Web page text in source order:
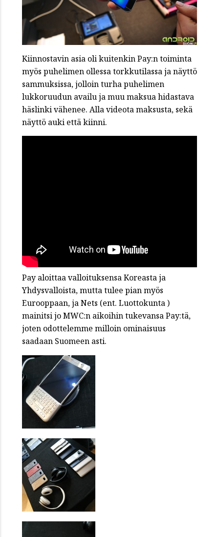
Kiinnostavin asia oli kuitenkin Pay:n toiminta
myös puhelimen ollessa torkkutilassa ja näyttö
sammuksissa, jolloin turha puhelimen
lukkoruudun availu ja muu maksua hidastava
häslinki vähenee. Alla videota maksusta, sekä
näyttö auki että kiinni.
Pay aloittaa valloituksensa Koreasta ja
Yhdysvalloista, mutta tulee pian myös
Eurooppaan, ja Nets (ent. Luottokunta )
mainitsi jo MWC:n aikoihin tukevansa Pay:tä,
joten odottelemme milloin ominaisuus
saadaan Suomeen asti.